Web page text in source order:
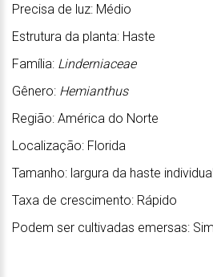
Precisa de luz: Médio
Estrutura da planta: Haste
Família: Linderniaceae
Gênero: Hemianthus
Região: América do Norte
Localização: Florida
Tamanho: largura da haste
Taxa de crescimento: Rápido
Podem ser cultivadas emersas: Sim